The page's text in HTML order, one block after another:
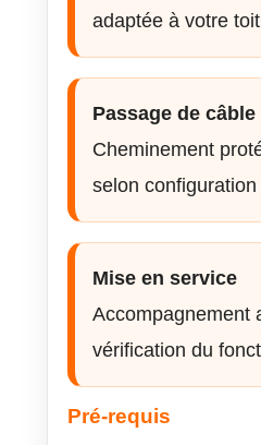
adaptée à votre
Passage de câble
Cheminement
selon
Mise en service
Accompagnement
vérification du
Pré-requis